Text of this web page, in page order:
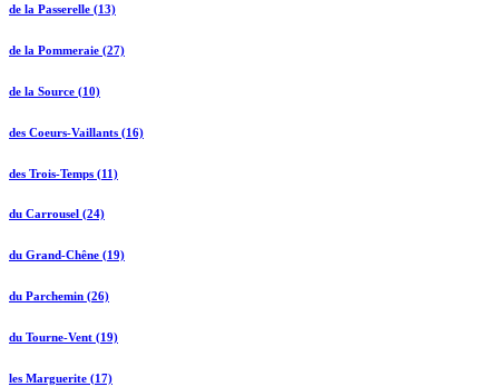
de la Passerelle (13)
de la Pommeraie (27)
de la Source (10)
des Coeurs-Vaillants (16)
des Trois-Temps (11)
du Carrousel (24)
du Grand-Chêne (19)
du Parchemin (26)
du Tourne-Vent (19)
les Marguerite (17)